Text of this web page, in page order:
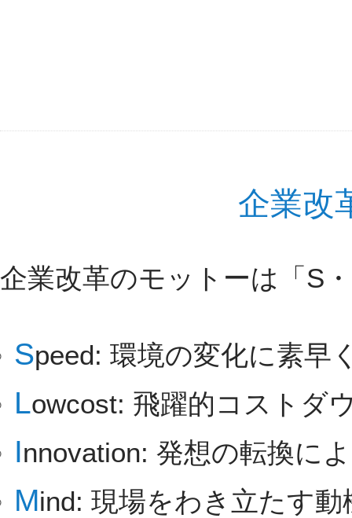
企業改
企業改革のモットーは「S
Speed: 環境の変化に素早
Lowcost: 飛躍的コストダ
Innovation: 発想の転換に
Mind: 現場をわき立たす動